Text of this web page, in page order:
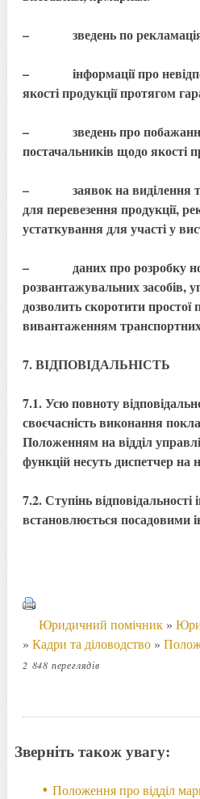
– зведень по
– інформації про
якості продукції протягом
– зведень про побажання
постачальників щодо якості
– заявок на виділення
для перевезення продукції,
устаткування для участі у
– даних про розробку
розвантажувальних засобів,
дозволить скоротити простої
вивантаженням транспортних
7. ВІДПОВІДАЛЬНІСТЬ
7.1. Усю повноту
своєчасність виконання
Положенням на відділ
функцій несуть диспетчер на
7.2. Ступінь
встановлюється посадовими
Юридичний помічник»
» Кадри та діловодство»
2 848 переглядів
Зверніть також увагу:
Положення про відділ